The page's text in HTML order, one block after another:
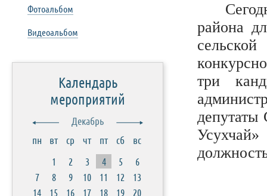
района
три
депутаты
Фотоальбом
Видеоальбом
Календарь
мероприятий
Декабрь
пн
вт ср чт пт сб
вс
1
2 3 4 5
6
7
8 9 10 11 12
13
14
15 16 17 18 19
20